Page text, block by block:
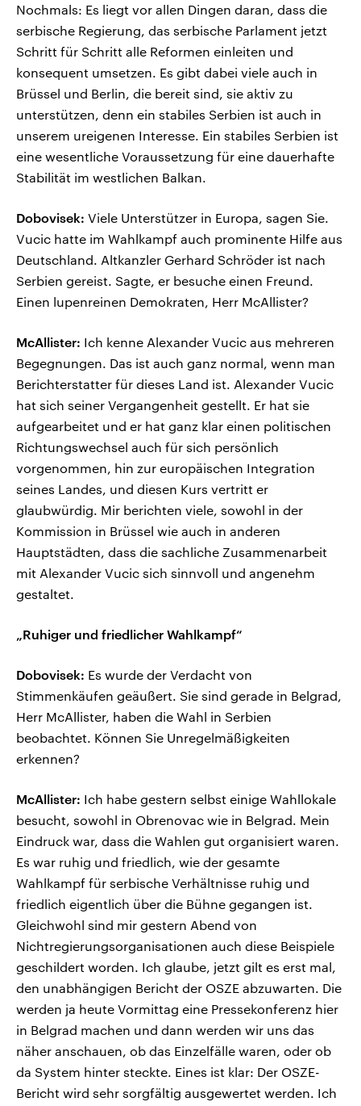
Nochmals: Es liegt vor allen Dingen daran, dass die
serbische Regierung, das serbische Parlament jetzt
Schritt für Schritt alle Reformen einleiten und
konsequent umsetzen. Es gibt dabei viele auch in
Brüssel und Berlin, die bereit sind, sie aktiv zu
unterstützen, denn ein stabiles Serbien ist auch in
unserem ureigenen Interesse. Ein stabiles Serbien ist
eine wesentliche Voraussetzung für eine dauerhafte
Stabilität im westlichen Balkan.
Dobovisek: Viele Unterstützer in Europa, sagen Sie.
Vucic hatte im Wahlkampf auch prominente Hilfe aus
Deutschland. Altkanzler Gerhard Schröder ist nach
Serbien gereist. Sagte, er besuche einen Freund.
Einen lupenreinen Demokraten, Herr McAllister?
McAllister: Ich kenne Alexander Vucic aus mehreren
Begegnungen. Das ist auch ganz normal, wenn man
Berichterstatter für dieses Land ist. Alexander Vucic
hat sich seiner Vergangenheit gestellt. Er hat sie
aufgearbeitet und er hat ganz klar einen politischen
Richtungswechsel auch für sich persönlich
vorgenommen, hin zur europäischen Integration
seines Landes, und diesen Kurs vertritt er
glaubwürdig. Mir berichten viele, sowohl in der
Kommission in Brüssel wie auch in anderen
Hauptstädten, dass die sachliche Zusammenarbeit
mit Alexander Vucic sich sinnvoll und angenehm
gestaltet.
„Ruhiger und friedlicher Wahlkampf“
Dobovisek: Es wurde der Verdacht von
Stimmenkäufen geäußert. Sie sind gerade in Belgrad,
Herr McAllister, haben die Wahl in Serbien
beobachtet. Können Sie Unregelmäßigkeiten
erkennen?
McAllister: Ich habe gestern selbst einige Wahllokale
besucht, sowohl in Obrenovac wie in Belgrad. Mein
Eindruck war, dass die Wahlen gut organisiert waren.
Es war ruhig und friedlich, wie der gesamte
Wahlkampf für serbische Verhältnisse ruhig und
friedlich eigentlich über die Bühne gegangen ist.
Gleichwohl sind mir gestern Abend von
Nichtregierungsorganisationen auch diese Beispiele
geschildert worden. Ich glaube, jetzt gilt es erst mal,
den unabhängigen Bericht der OSZE abzuwarten. Die
werden ja heute Vormittag eine Pressekonferenz hier
in Belgrad machen und dann werden wir uns das
näher anschauen, ob das Einzelfälle waren, oder ob
da System hinter steckte. Eines ist klar: Der OSZE-
Bericht wird sehr sorgfältig ausgewertet werden. Ich